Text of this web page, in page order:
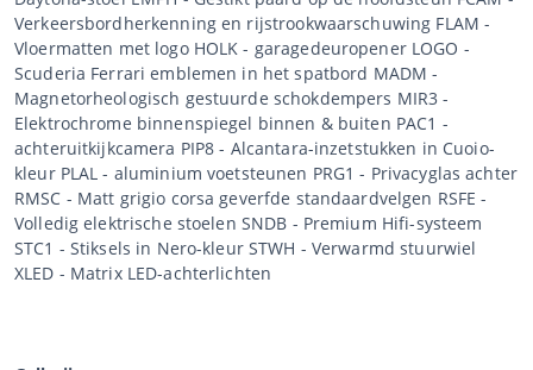
Verkeersbordherkenning en rijstrookwaarschuwing FLAM -
Vloermatten met logo HOLK - garagedeuropener LOGO -
Scuderia Ferrari emblemen in het spatbord MADM -
Magnetorheologisch gestuurde schokdempers MIR3 -
Elektrochrome binnenspiegel binnen & buiten PAC1 -
achteruitkijkcamera PIP8 - Alcantara-inzetstukken in Cuoio-
kleur PLAL - aluminium voetsteunen PRG1 - Privacyglas achter
RMSC - Matt grigio corsa geverfde standaardvelgen RSFE -
Volledig elektrische stoelen SNDB - Premium Hifi-systeem
STC1 - Stiksels in Nero-kleur STWH - Verwarmd stuurwiel
XLED - Matrix LED-achterlichten